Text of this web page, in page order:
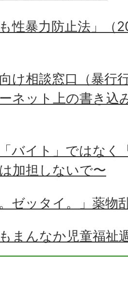
も性暴力防止法」（
け相談窓口（暴行
ネット上の書き込
バイト」ではなく
加担しないで〜
。ゼッタイ。」薬物
もまんなか児童福祉